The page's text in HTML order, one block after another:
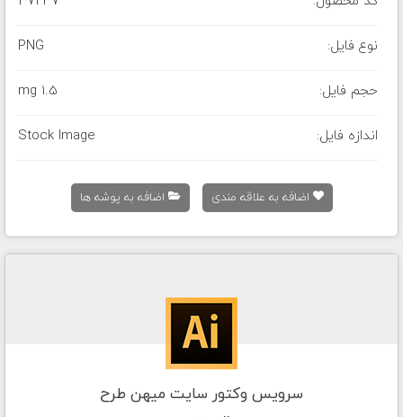
نوع فایل: PNG
حجم فایل: 1.5 mg
اندازه فایل: Stock Image
اضافه به علاقه مندی اضافه به پوشه ها
سرویس وکتور سایت میهن طرح